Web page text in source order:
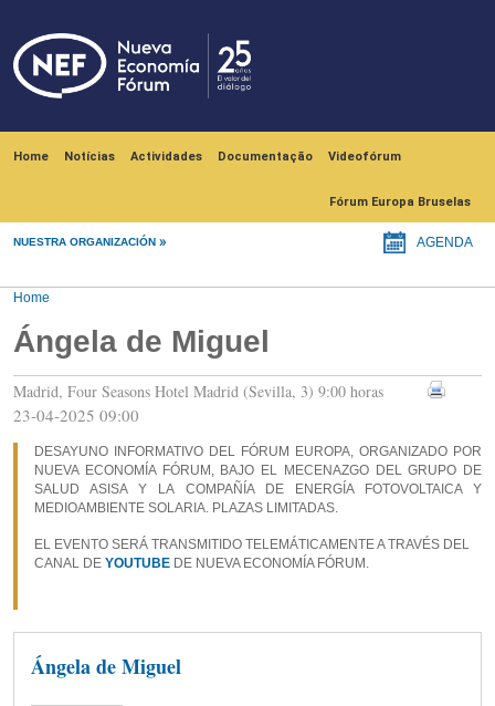
Home Notícias Actividades Documentação Videofórum
Fórum Europa Bruselas
NUESTRA ORGANIZACIÓN AGENDA
Home
Ángela de Miguel
Madrid, Four Seasons Hotel Madrid (Sevilla, 3) 9:00 horas
23-04-2025 09:00
DESAYUNO INFORMATIVO DEL FÓRUM EUROPA, ORGANIZADO POR
NUEVA ECONOMÍA FÓRUM, BAJO EL MECENAZGO DEL GRUPO DE
SALUD ASISA Y LA COMPAÑÍA DE ENERGÍA FOTOVOLTAICA Y
MEDIOAMBIENTE SOLARIA. PLAZAS LIMITADAS.
EL EVENTO SERÁ TRANSMITIDO TELEMÁTICAMENTE A TRAVÉS DEL
CANAL DE YOUTUBE DE NUEVA ECONOMÍA FÓRUM.
Ángela de Miguel